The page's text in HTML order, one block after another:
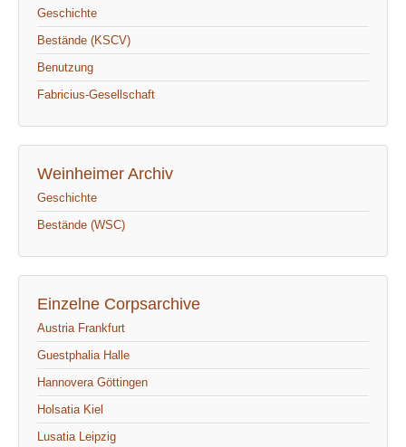
Geschichte
Bestände (KSCV)
Benutzung
Fabricius-Gesellschaft
Weinheimer Archiv
Geschichte
Bestände (WSC)
Einzelne Corpsarchive
Austria Frankfurt
Guestphalia Halle
Hannovera Göttingen
Holsatia Kiel
Lusatia Leipzig